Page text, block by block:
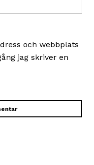
och webbplats
jag skriver en